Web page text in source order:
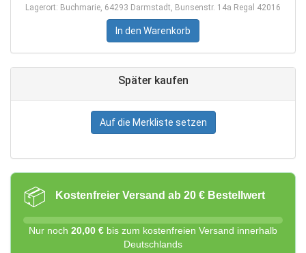
Lagerort: Buchmarie, 64293 Darmstadt, Bunsenstr. 14a Regal 42016
In den Warenkorb
Später kaufen
Auf die Merkliste setzen
📦 Kostenfreier Versand ab 20 € Bestellwert
Nur noch 20,00 € bis zum kostenfreien Versand innerhalb
Deutschlands